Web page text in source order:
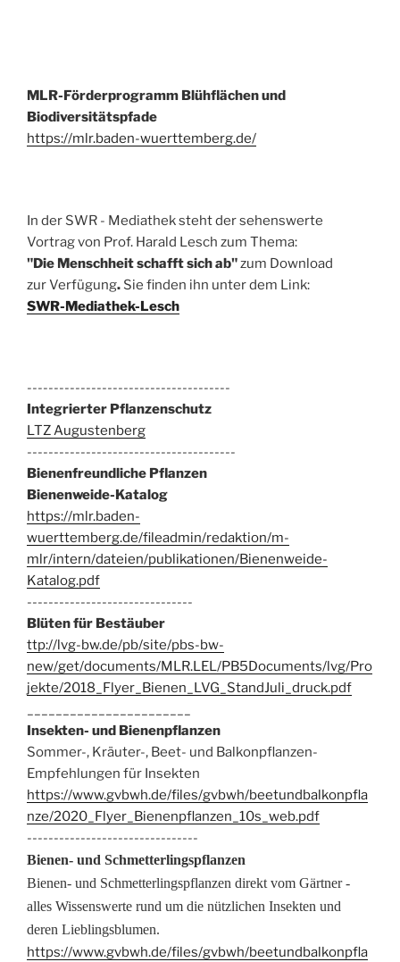
MLR-Förderprogramm Blühflächen und
Biodiversitätspfade
https://mlr.baden-wuerttemberg.de/
In der SWR - Mediathek steht der sehenswerte
Vortrag von Prof. Harald Lesch zum Thema:
"Die Menschheit schafft sich ab"zum Download
zur Verfügung. Sie finden ihn unter dem Link:
SWR-Mediathek-Lesch
--------------------------------------
Integrierter Pflanzenschutz
LTZ Augustenberg
---------------------------------------
Bienenfreundliche Pflanzen
Bienenweide-Katalog
https://mlr.baden-
wuerttemberg.de/fileadmin/redaktion/m-
mlr/intern/dateien/publikationen/Bienenweide-
Katalog.pdf
-------------------------------
Blüten für Bestäuber
ttp://lvg-bw.de/pb/site/pbs-bw-
new/get/documents/MLR.LEL/PB5Documents/lvg/Pro
jekte/2018_Flyer_Bienen_LVG_StandJuli_druck.pdf
Insekten- und Bienenpflanzen
Sommer-, Kräuter-, Beet- und Balkonpflanzen-
Empfehlungen für Insekten
https://www.gvbwh.de/files/gvbwh/beetundbalkonpfla
nze/2020_Flyer_Bienenpflanzen_10s_web.pdf
--------------------------------
Bienen- und Schmetterlingspflanzen
Bienen- und Schmetterlingspflanzen direkt vom Gärtner -
alles Wissenswerte rund um die nützlichen Insekten und
deren Lieblingsblumen.
https://www.gvbwh.de/files/gvbwh/beetundbalkonpfla